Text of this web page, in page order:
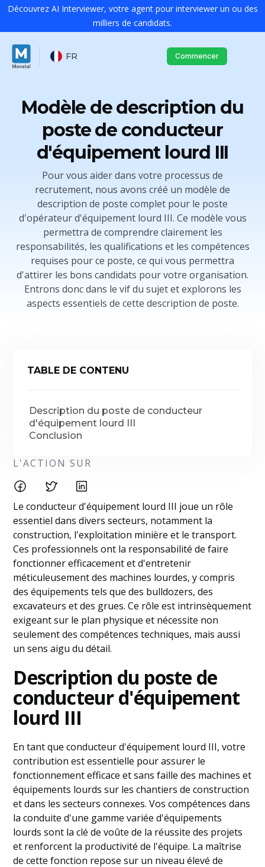
Découvrez AI Interviewer, votre agent pour interviewer un ou des
milliers de candidats.
FR Commencer
Modèle de description du
poste de conducteur
d'équipement lourd III
Pour vous aider dans votre processus de
recrutement, nous avons créé un modèle de
description de poste complet pour le poste
d'opérateur d'équipement lourd III. Ce modèle vous
permettra de comprendre clairement les
responsabilités, les qualifications et les compétences
requises pour ce poste, ce qui vous permettra
d'attirer les bons candidats pour votre organisation.
Entrons donc dans le vif du sujet et explorons les
aspects essentiels de cette description de poste.
TABLE DE CONTENU
Description du poste de conducteur
d'équipement lourd III
Conclusion
L'ACTION SUR
Le conducteur d'équipement lourd III joue un rôle
essentiel dans divers secteurs, notamment la
construction, l'exploitation minière et le transport.
Ces professionnels ont la responsabilité de faire
fonctionner efficacement et d'entretenir
méticuleusement des machines lourdes, y compris
des équipements tels que des bulldozers, des
excavateurs et des grues. Ce rôle est intrinsèquement
exigeant sur le plan physique et nécessite non
seulement des compétences techniques, mais aussi
un sens aigu du détail.
Description du poste de
conducteur d'équipement
lourd III
En tant que conducteur d'équipement lourd III, votre
contribution est essentielle pour assurer le
fonctionnement efficace et sans faille des machines et
équipements lourds sur les chantiers de construction
et dans les secteurs connexes. Vos compétences dans
la conduite d'une gamme variée d'équipements
lourds sont la clé de voûte de la réussite des projets
et renforcent la productivité de l'équipe. La maîtrise
de cette fonction repose sur un niveau élevé de